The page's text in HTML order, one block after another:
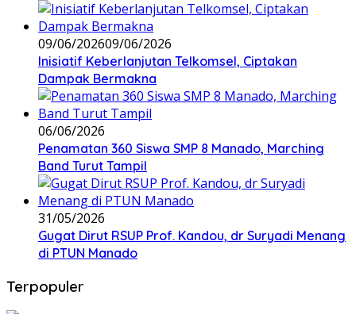
09/06/202609/06/2026
Inisiatif Keberlanjutan Telkomsel, Ciptakan
Dampak Bermakna
06/06/2026
Penamatan 360 Siswa SMP 8 Manado, Marching
Band Turut Tampil
31/05/2026
Gugat Dirut RSUP Prof. Kandou, dr Suryadi Menang
di PTUN Manado
Terpopuler